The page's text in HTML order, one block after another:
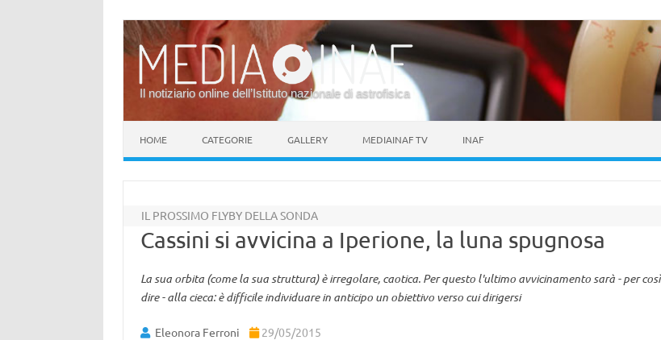
Il notiziario online dell’Istituto nazionale di astrofisica
HOME CATEGORIE GALLERY MEDIAINAF TV INAF
IL PROSSIMO FLYBY DELLA SONDA
Cassini si avvicina a Iperione, la luna spugnosa
La sua orbita (come la sua struttura) è irregolare, caotica. Per questo l'ultimo avvicinamento sarà - per così
dire - alla cieca: è difficile individuare in anticipo un obiettivo verso cui dirigersi
Eleonora Ferroni 29/05/2015